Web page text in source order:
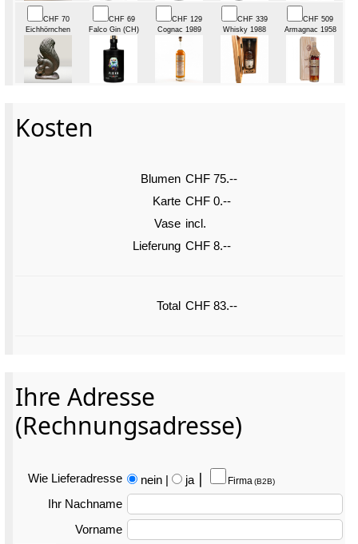
CHF 70
Eichhörnchen
CHF 69
Falco Gin (CH)
CHF 129
Cognac 1989
CHF 339
Whisky 1988
CHF 509
Armagnac 1958
Kosten
Blumen CHF 75.--
Karte CHF 0.--
Vase incl.
Lieferung CHF 8.--
Total CHF 83.--
Ihre Adresse
(Rechnungsadresse)
Wie Liefer­adresse nein | ja Firma(B2B)
Ihr Nachname
Vorname